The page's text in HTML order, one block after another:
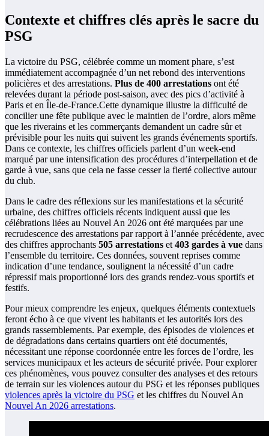
Contexte et chiffres clés après le sacre du
PSG
La victoire du PSG, célébrée comme un moment phare, s’est
immédiatement accompagnée d’un net rebond des interventions
policières et des arrestations. Plus de 400 arrestations ont été
relevées durant la période post-saison, avec des pics d’activité à
Paris et en Île-de-France.Cette dynamique illustre la difficulté de
concilier une fête publique avec le maintien de l’ordre, alors même
que les riverains et les commerçants demandent un cadre sûr et
prévisible pour les nuits qui suivent les grands événements sportifs.
Dans ce contexte, les chiffres officiels parlent d’un week-end
marqué par une intensification des procédures d’interpellation et de
garde à vue, sans que cela ne fasse cesser la fierté collective autour
du club.
Dans le cadre des réflexions sur les manifestations et la sécurité
urbaine, des chiffres officiels récents indiquent aussi que les
célébrations liées au Nouvel An 2026 ont été marquées par une
recrudescence des arrestations par rapport à l’année précédente, avec
des chiffres approchants 505 arrestations et 403 gardes à vue dans
l’ensemble du territoire. Ces données, souvent reprises comme
indication d’une tendance, soulignent la nécessité d’un cadre
répressif mais proportionné lors des grands rendez-vous sportifs et
festifs.
Pour mieux comprendre les enjeux, quelques éléments contextuels
feront écho à ce que vivent les habitants et les autorités lors des
grands rassemblements. Par exemple, des épisodes de violences et
de dégradations dans certains quartiers ont été documentés,
nécessitant une réponse coordonnée entre les forces de l’ordre, les
services municipaux et les acteurs de sécurité privée. Pour explorer
ces phénomènes, vous pouvez consulter des analyses et des retours
de terrain sur les violences autour du PSG et les réponses publiques
violences après la victoire du PSG et les chiffres du Nouvel An
Nouvel An 2026 arrestations.